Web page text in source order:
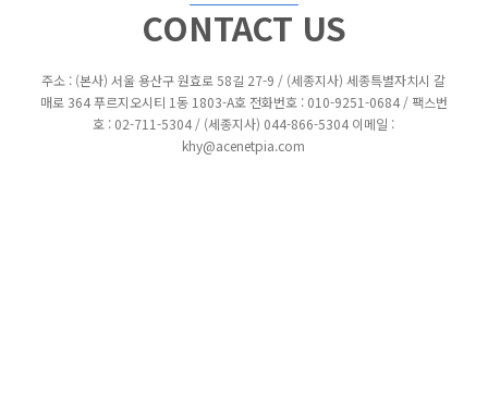
CONTACT US
주소 : (본사) 서울 용산구 원효로 58길 27-9 / (세종지사) 세종특별자치시 갈
매로 364 푸르지오시티 1동 1803-A호 전화번호 : 010-9251-0684 / 팩스번
호 : 02-711-5304 / (세종지사) 044-866-5304 이메일 :
khy@acenetpia.com